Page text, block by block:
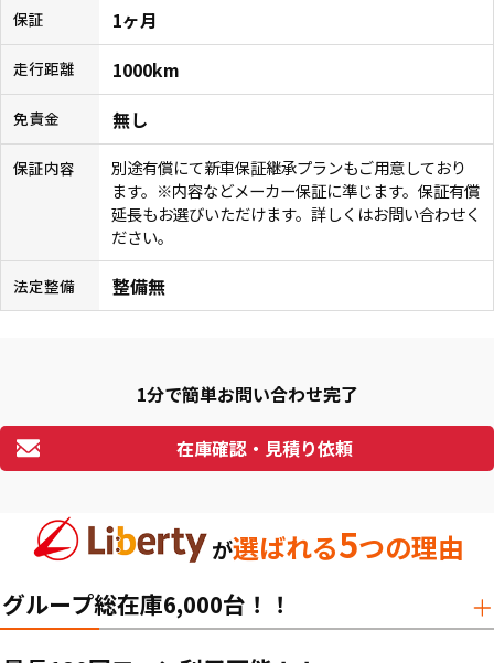
保証 1ヶ月
走行距離 1000km
免責金 無し
保証内容
別途有償にて新車保証継承プランもご用意しており
ます。※内容などメーカー保証に準じます。保証有償
延長もお選びいただけます。詳しくはお問い合わせく
ださい。
法定整備 整備無
1分で簡単お問い合わせ完了
在庫確認・見積り依頼
が選ばれる5つの理由
グループ総在庫6,000台！！